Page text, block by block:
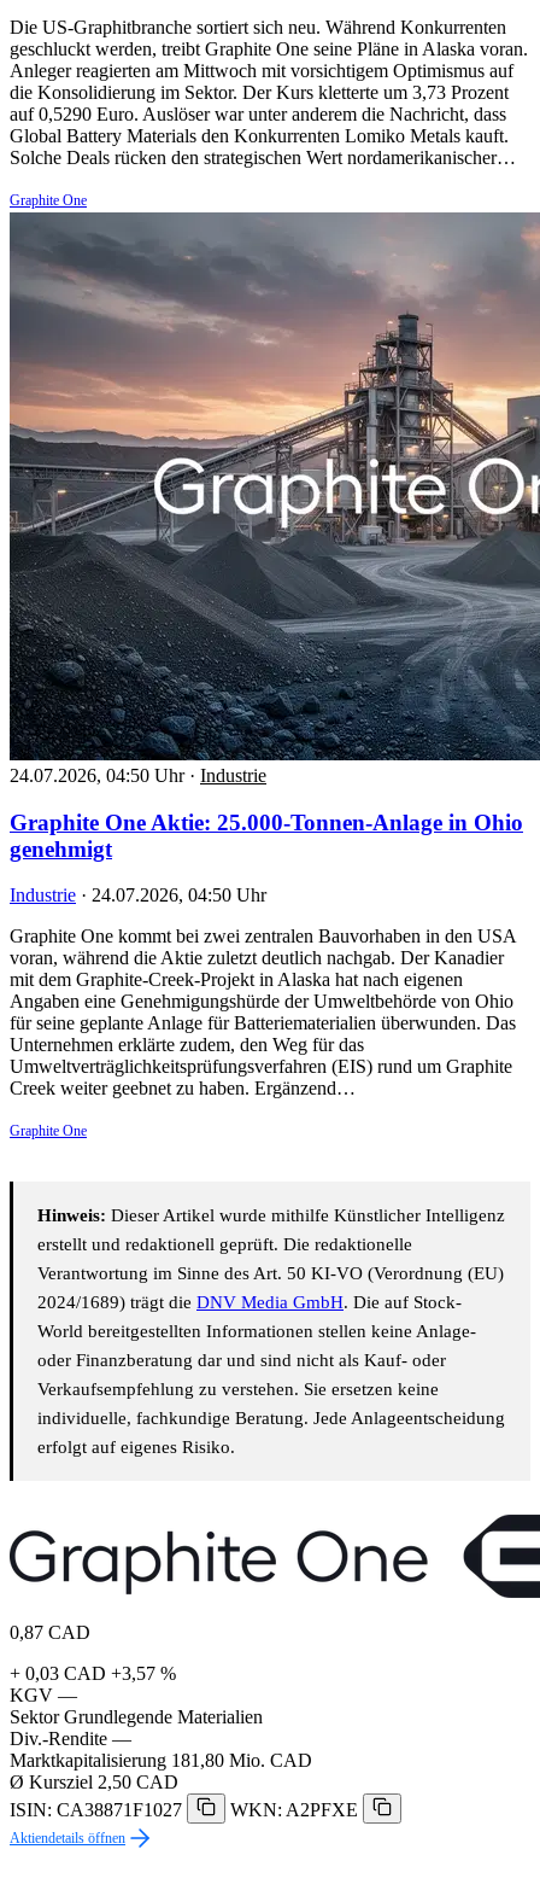
Die US-Graphitbranche sortiert sich neu. Während Konkurrenten
geschluckt werden, treibt Graphite One seine Pläne in Alaska voran.
Anleger reagierten am Mittwoch mit vorsichtigem Optimismus auf
die Konsolidierung im Sektor. Der Kurs kletterte um 3,73 Prozent
auf 0,5290 Euro. Auslöser war unter anderem die Nachricht, dass
Global Battery Materials den Konkurrenten Lomiko Metals kauft.
Solche Deals rücken den strategischen Wert nordamerikanischer…
Graphite One
24.07.2026, 04:50 Uhr · Industrie
Graphite One Aktie: 25.000-Tonnen-Anlage in Ohio
genehmigt
Industrie · 24.07.2026, 04:50 Uhr
Graphite One kommt bei zwei zentralen Bauvorhaben in den USA
voran, während die Aktie zuletzt deutlich nachgab. Der Kanadier
mit dem Graphite-Creek-Projekt in Alaska hat nach eigenen
Angaben eine Genehmigungshürde der Umweltbehörde von Ohio
für seine geplante Anlage für Batteriematerialien überwunden. Das
Unternehmen erklärte zudem, den Weg für das
Umweltverträglichkeitsprüfungsverfahren (EIS) rund um Graphite
Creek weiter geebnet zu haben. Ergänzend…
Graphite One
Hinweis: Dieser Artikel wurde mithilfe Künstlicher Intelligenz
erstellt und redaktionell geprüft. Die redaktionelle
Verantwortung im Sinne des Art. 50 KI-VO (Verordnung (EU)
2024/1689) trägt die DNV Media GmbH. Die auf Stock-
World bereitgestellten Informationen stellen keine Anlage-
oder Finanzberatung dar und sind nicht als Kauf- oder
Verkaufsempfehlung zu verstehen. Sie ersetzen keine
individuelle, fachkundige Beratung. Jede Anlageentscheidung
erfolgt auf eigenes Risiko.
0,87 CAD
+ 0,03 CAD +3,57 %
KGV —
Sektor Grundlegende Materialien
Div.-Rendite —
Marktkapitalisierung 181,80 Mio. CAD
Ø Kursziel 2,50 CAD
ISIN: CA38871F1027
WKN: A2PFXE
Aktiendetails öffnen